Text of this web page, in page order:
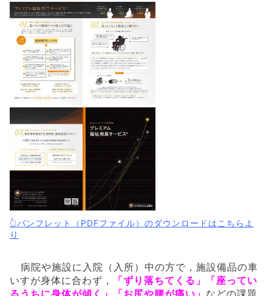
👆パンフレット（PDFファイル）のダウンロードはこちらよ
り
病院や施設に入院（入所）中の方で，施設備品の車
いすが身体に合わず，
「ずり落ちてくる」「座ってい